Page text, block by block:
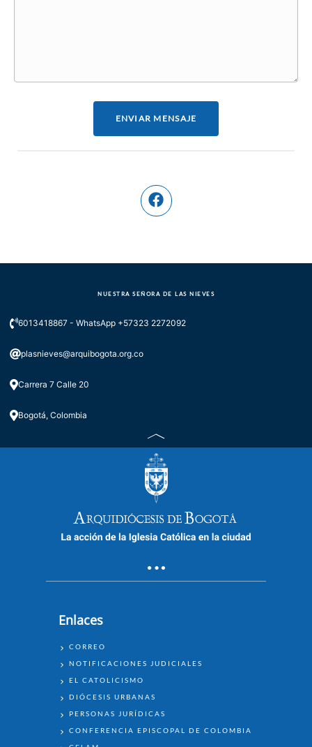
ENVIAR MENSAJE
NUESTRA SEÑORA DE LAS NIEVES
6013418867 - WhatsApp +57323 2272092
plasnieves@arquibogota.org.co
Carrera 7 Calle 20
Bogotá, Colombia
Enlaces
ENLACES
CORREO
NOTIFICACIONES JUDICIALES
EL CATOLICISMO
DIÓCESIS URBANAS
PERSONAS JURÍDICAS
CONFERENCIA EPISCOPAL DE COLOMBIA